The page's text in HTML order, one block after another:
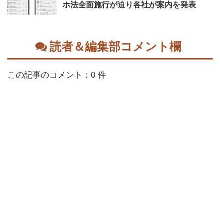
ホ法全面施行が迫り各社が案内を発表
読者＆編集部コメント欄
この記事のコメント：0 件